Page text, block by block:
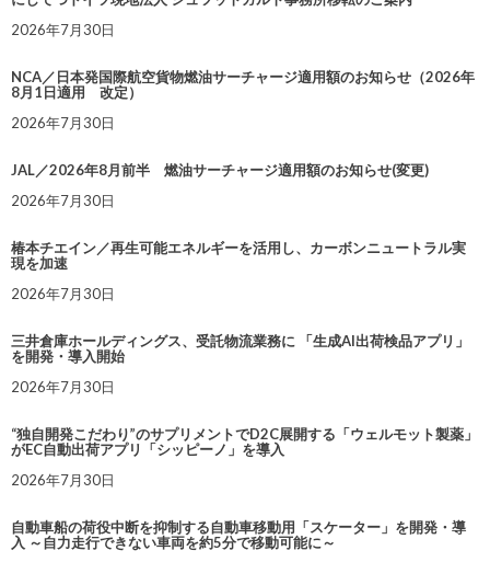
2026年7月30日
NCA／日本発国際航空貨物燃油サーチャージ適用額のお知らせ（2026年
8月1日適用 改定）
2026年7月30日
JAL／2026年8月前半 燃油サーチャージ適用額のお知らせ(変更)
2026年7月30日
椿本チエイン／再生可能エネルギーを活用し、カーボンニュートラル実
現を加速
2026年7月30日
三井倉庫ホールディングス、受託物流業務に 「生成AI出荷検品アプリ」
を開発・導入開始
2026年7月30日
“独自開発こだわり”のサプリメントでD2C展開する「ウェルモット製薬」
がEC自動出荷アプリ「シッピーノ」を導入
2026年7月30日
自動車船の荷役中断を抑制する自動車移動用「スケーター」を開発・導
入 ～自力走行できない車両を約5分で移動可能に～